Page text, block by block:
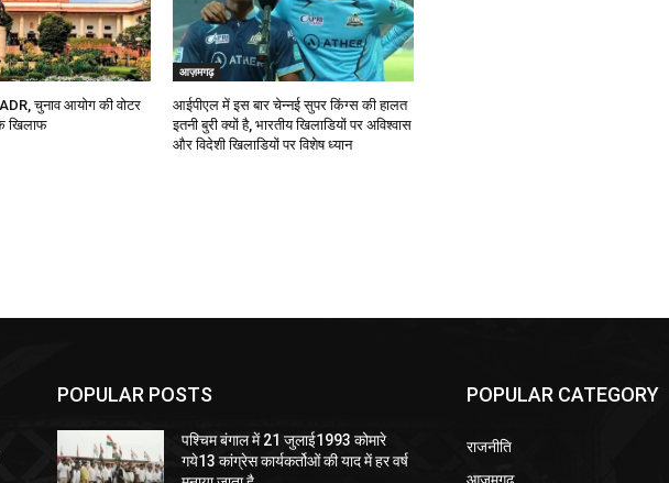
POPULAR POSTS
पश्चिम बंगाल में 21 जुलाई1993 कोमारे
गये13 कांग्रेस कार्यकर्तोओं की याद में हर वर्ष
POPULAR CATEGORY
राजनीति